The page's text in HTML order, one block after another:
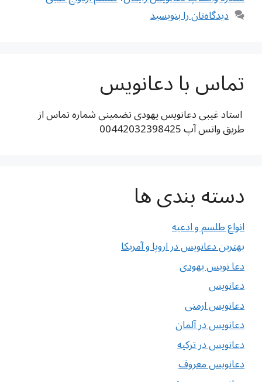
دیدگاه‌تان را بنویسید
تماس با دعانویس
استاد غیبی دعانویس یهودی تضمینی شماره تماس از
طریق واتس آپ 00442032398425
دسته بندی ها
انواع طلسم و ادعیه
بهترین دعانویس در اروپا و آمریکا
دعا نویس یهودی
دعانویس
دعانویس ارمنی
دعانویس در آلمان
دعانویس در ترکیه
دعانویس معروف